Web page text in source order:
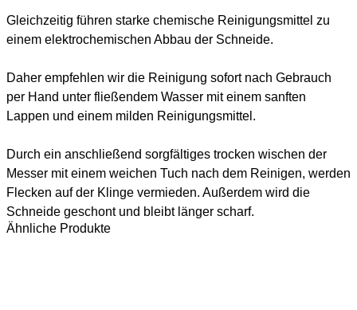
Gleichzeitig führen starke chemische Reinigungsmittel zu
einem elektrochemischen Abbau der Schneide.
Daher empfehlen wir die Reinigung sofort nach Gebrauch
per Hand unter fließendem Wasser mit einem sanften
Lappen und einem milden Reinigungsmittel.
Durch ein anschließend sorgfältiges trocken wischen der
Messer mit einem weichen Tuch nach dem Reinigen, werden
Flecken auf der Klinge vermieden. Außerdem wird die
Schneide geschont und bleibt länger scharf.
Ähnliche Produkte